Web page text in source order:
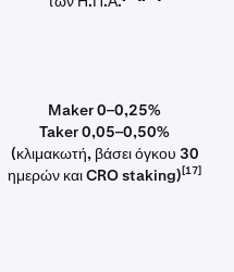
Maker 0–0,25%
Taker 0,05–0,50%
(κλιμακωτή, βάσει όγκου 30
ημερών και CRO staking)[17]